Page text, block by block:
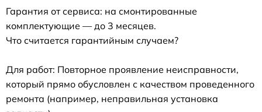
Гарантия от сервиса: на смонтированные
комплектующие — до 3 месяцев.
Что считается гарантийным случаем?
Для работ: Повторное проявление неисправности,
который прямо обусловлен с качеством проведенного
ремонта (например, неправильная установка